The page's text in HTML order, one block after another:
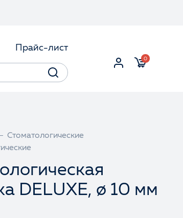
Прайс-лист
0
Стоматологические
DELUXE, ø 10 мм